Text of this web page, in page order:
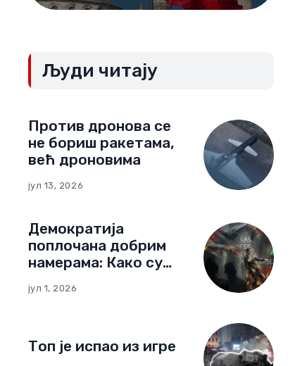
Људи читају
Против дронова се
не бориш ракетама,
већ дроновима
јул 13, 2026
Демократија
поплочана добрим
намерама: Како су
изградиле мрежу
јул 1, 2026
Топ је испао из игре